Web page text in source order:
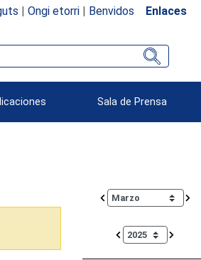
| Ongi etorri| Benvidos Enlaces
Sala de Prensa
Calendar io de